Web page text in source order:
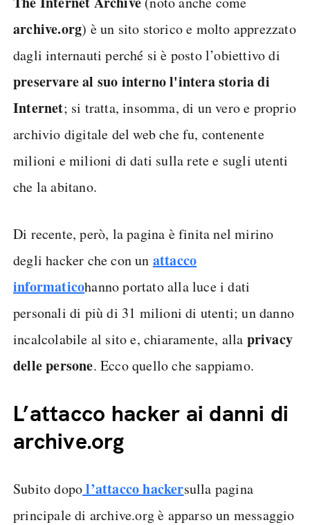
archive.org) è un sito storico e molto apprezzato
dagli internauti perché si è posto l’obiettivo di
preservare al suo interno l'intera storia di
Internet; si tratta, insomma, di un vero e proprio
archivio digitale del web che fu, contenente
milioni e milioni di dati sulla rete e sugli utenti
che la abitano.
Di recente, però, la pagina è finita nel mirino
degli hacker che con un attacco
informaticohanno portato alla luce i dati
personali di più di 31 milioni di utenti; un danno
incalcolabile al sito e, chiaramente, alla privacy
delle persone. Ecco quello che sappiamo.
L’attacco hacker ai danni di
archive.org
Subito dopol’attacco hackersulla pagina
principale di archive.org è apparso un messaggio